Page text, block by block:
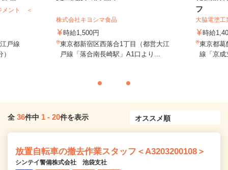
メント ＜
戸線
株式会社キヨシマ食品
時給1,500円
東京都新宿区西落合1丁目（都営大江
戸線「落合南長崎駅」A1口より...
フ
大脇電塗工
時給
東京都葛
線「京成
全 36件中 1 - 20件を表示
放置自転車の撤去作業スタッフ＜A3203200108＞
シンテイ警備株式会社 池袋支社